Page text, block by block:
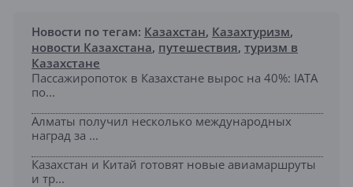
Новости по тегам: Казахстан, Казахтуризм,
новости Казахстана, путешествия, туризм в
Казахстане
Пассажиропоток в Казахстане вырос на 40%: IATA
по...
Алматы получил несколько международных
наград за ...
Казахстан и Китай готовят новые авиамаршруты
и тр...